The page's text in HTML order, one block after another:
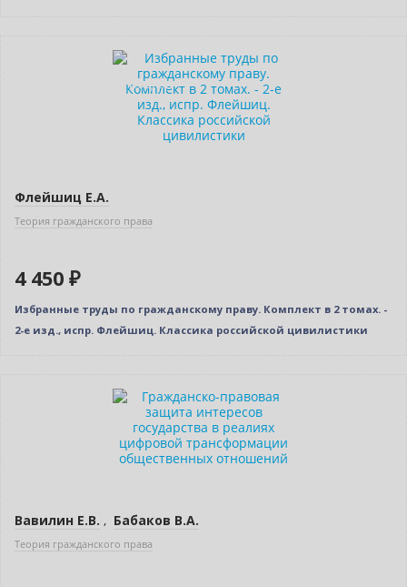
Индивидуальный подход
Флейшиц Е.А.
Теория гражданского права
4 450 ₽
Избранные труды по гражданскому праву. Комплект в 2 томах. -
2-е изд., испр. Флейшиц. Классика российской цивилистики
Вавилин Е.В. , Бабаков В.А.
Теория гражданского права